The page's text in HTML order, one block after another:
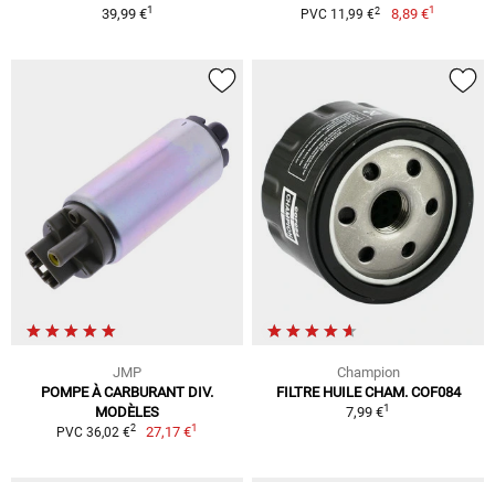
39,99 €1 PVC 11,99 €2 8,89 €1
JMP
POMPE À CARBURANT DIV.
MODÈLES
PVC 36,02 €2 27,17 €1
Champion
FILTRE HUILE CHAM. COF084
7,99 €1